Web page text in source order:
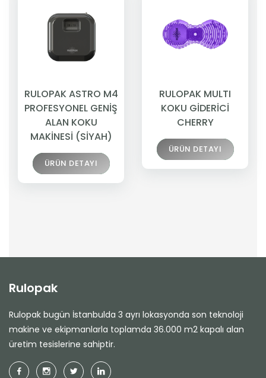
RULOPAK ASTRO M4
PROFESYONEL GENİŞ
ALAN KOKU
MAKİNESİ (SİYAH)
ÜRÜN DETAYI
RULOPAK MULTI
KOKU GİDERİCİ
CHERRY
ÜRÜN DETAYI
Rulopak
Rulopak bugün İstanbulda 3 ayrı lokasyonda son teknoloji
makine ve ekipmanlarla toplamda 36.000 m2 kapalı alan
üretim tesislerine sahiptir.